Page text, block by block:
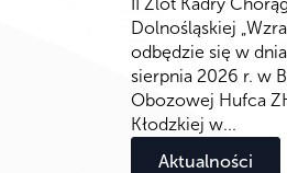
Dolnośląskiej
odbędzie się w
sierpnia 2026 r. w
Obozowej Hufca
Kłodzkiej w...
Aktualności